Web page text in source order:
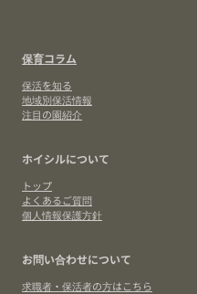
保育コラム
保活を知る
地域別保活情報
注目の園紹介
ホイシルについて
トップ
よくあるご質問
個人情報保護方針
お問い合わせについて
求職者・保活者の方はこちら